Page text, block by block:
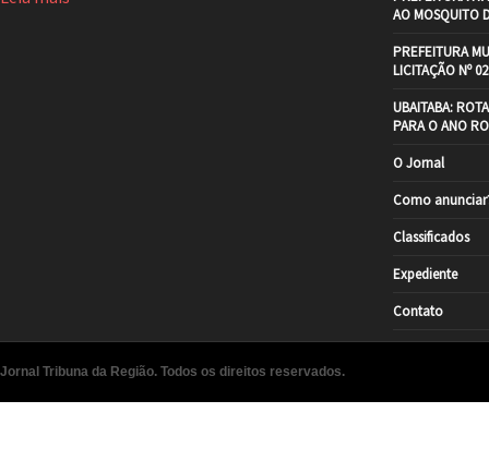
AO MOSQUITO
PREFEITURA
LICITAÇÃO Nº
UBAITABA:
PARA O ANO
O Jornal
Como
Classificados
Expediente
Contato
Jornal Tribuna da Região. Todos os direitos reservados.